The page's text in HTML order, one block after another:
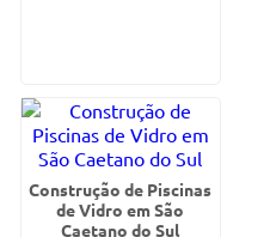
Construção de Piscinas
de Vidro em São
Caetano do Sul